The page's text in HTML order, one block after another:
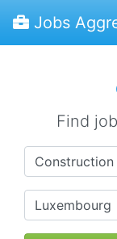
Jobs
Find